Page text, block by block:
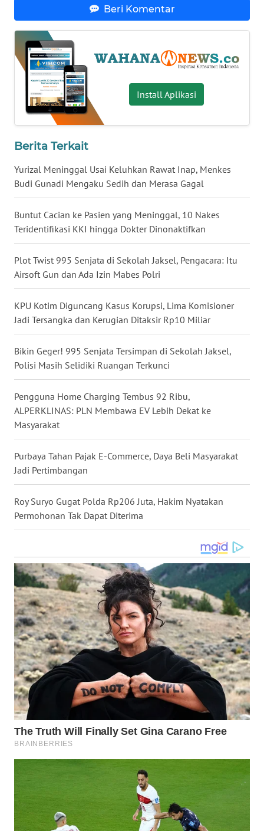
Beri Komentar
Install Aplikasi
Berita Terkait
Yurizal Meninggal Usai Keluhkan Rawat Inap, Menkes
Budi Gunadi Mengaku Sedih dan Merasa Gagal
Buntut Cacian ke Pasien yang Meninggal, 10 Nakes
Teridentifikasi KKI hingga Dokter Dinonaktifkan
Plot Twist 995 Senjata di Sekolah Jaksel, Pengacara: Itu
Airsoft Gun dan Ada Izin Mabes Polri
KPU Kotim Diguncang Kasus Korupsi, Lima Komisioner
Jadi Tersangka dan Kerugian Ditaksir Rp10 Miliar
Bikin Geger! 995 Senjata Tersimpan di Sekolah Jaksel,
Polisi Masih Selidiki Ruangan Terkunci
Pengguna Home Charging Tembus 92 Ribu,
ALPERKLINAS: PLN Membawa EV Lebih Dekat ke
Masyarakat
Purbaya Tahan Pajak E-Commerce, Daya Beli Masyarakat
Jadi Pertimbangan
Roy Suryo Gugat Polda Rp206 Juta, Hakim Nyatakan
Permohonan Tak Dapat Diterima
WN
JOGJA
WN
JATIM
WN
WN
KALBAR
WN
KALTENG
WN
KALTARA
WN
KALSEL
WN
WN
SULSEL
WN
GORONTALO
SULUT
WN
MALUT
WN
DAIRI
WN
DANAU
TOBA
WN
NIAS
LANGKAT
WN
TAPANULI